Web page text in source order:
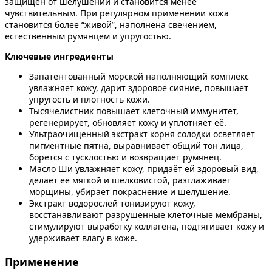
чувствительным. При регулярном применении кожа
становится более “живой”, наполнена свечением,
естественным румянцем и упругостью.
Ключевые ингредиенты
Запатентованный морской наполняющий комплекс
увлажняет кожу, дарит здоровое сияние, повышает
упругость и плотность кожи.
Тысячелистник повышает клеточный иммунитет,
регенерирует, обновляет кожу и уплотняет её.
Ультраочищенный экстракт корня солодки осветляет
пигментные пятна, выравнивает общий тон лица,
борется с тусклостью и возвращает румянец.
Масло Ши увлажняет кожу, придаёт ей здоровый вид,
делает её мягкой и шелковистой, разглаживает
морщины, убирает покраснение и шелушение.
Экстракт водорослей тонизируют кожу,
восстанавливают разрушенные клеточные мембраны,
стимулируют выработку коллагена, подтягивает кожу и
удерживает влагу в коже.
Применение